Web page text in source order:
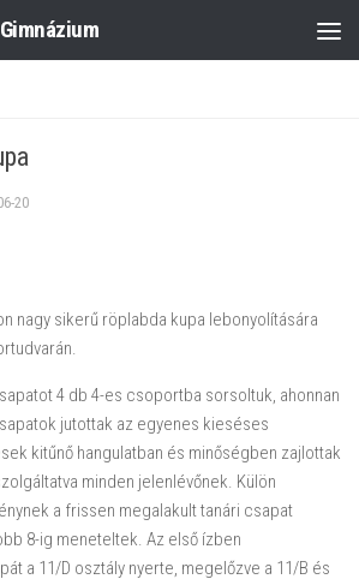
20
nagy sikerű röplabda kupa lebonyolítására
4 db 4-es csoportba sorsoltuk, ahonnan
jutottak az egyenes kieséses
kitűnő hangulatban és minőségben zajlottak
minden jelenlévőnek. Külön
a frissen megalakult tanári csapat
8-ig meneteltek. Az első ízben
a 11/D osztály nyerte, megelőzve a 11/B és